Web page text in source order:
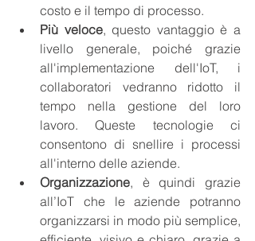
costo e il tempo di processo.
Più veloce, questo vantaggio è a
livello generale, poiché grazie
all'implementazione dell'IoT, i
collaboratori vedranno ridotto il
tempo nella gestione del loro
lavoro. Queste tecnologie ci
consentono di snellire i processi
all'interno delle aziende.
Organizzazione, è quindi grazie
all’IoT che le aziende potranno
organizzarsi in modo più semplice,